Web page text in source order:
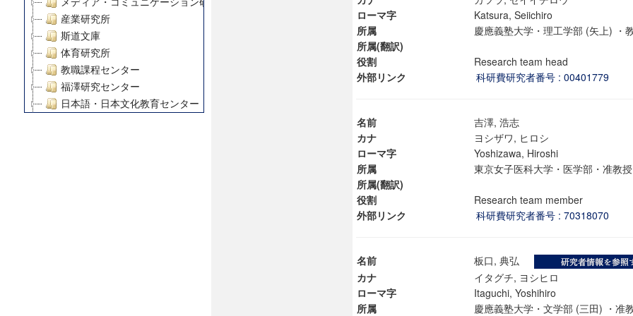
産業研究所
斯道文庫
体育研究所
教職課程センター
福澤研究センター
日本語・日本文化教育センター
慶應義塾大学グローバルCOEプログラム論理と感性の先端的教育研究拠点
博士課程教育リーディングプログラム「超成熟社会発展のサイエンス」
ローマ字
Katsura, Seiichiro
所属
慶應義塾大学・理工学部 (矢上) ・
所属(翻訳)
役割
Research team head
外部リンク
科研費研究者番号 : 00401779
名前
吉澤, 浩志
カナ
ヨシザワ, ヒロシ
ローマ字
Yoshizawa, Hiroshi
所属
東京女子医科大学・医学部・准教
所属(翻訳)
役割
Research team member
外部リンク
科研費研究者番号 : 70318070
名前
板口, 典弘
カナ
イタグチ, ヨシヒロ
ローマ字
Itaguchi, Yoshihiro
所属
慶應義塾大学・文学部 (三田) ・准